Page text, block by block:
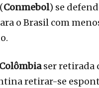
Conmebol) se
o Brasil com
Colômbiaser retirada
retirar-se